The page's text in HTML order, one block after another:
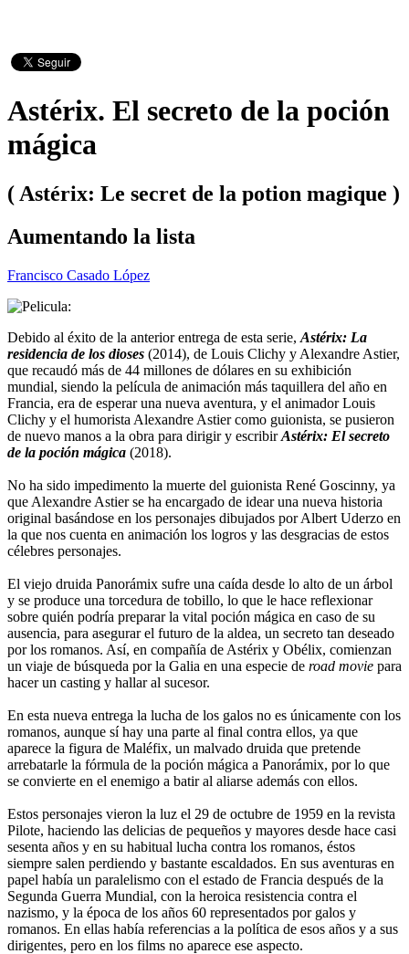
Astérix. El secreto de la poción
mágica
( Astérix: Le secret de la potion magique )
Aumentando la lista
Francisco Casado López
Debido al éxito de la anterior entrega de esta serie, Astérix: La
residencia de los dioses (2014), de Louis Clichy y Alexandre Astier,
que recaudó más de 44 millones de dólares en su exhibición
mundial, siendo la película de animación más taquillera del año en
Francia, era de esperar una nueva aventura, y el animador Louis
Clichy y el humorista Alexandre Astier como guionista, se pusieron
de nuevo manos a la obra para dirigir y escribirAstérix: El secreto
de la poción mágica (2018).
No ha sido impedimento la muerte del guionista René Goscinny, ya
que Alexandre Astier se ha encargado de idear una nueva historia
original basándose en los personajes dibujados por Albert Uderzo en
la que nos cuenta en animación los logros y las desgracias de estos
célebres personajes.
El viejo druida Panorámix sufre una caída desde lo alto de un árbol
y se produce una torcedura de tobillo, lo que le hace reflexionar
sobre quién podría preparar la vital poción mágica en caso de su
ausencia, para asegurar el futuro de la aldea, un secreto tan deseado
por los romanos. Así, en compañía de Astérix y Obélix, comienzan
un viaje de búsqueda por la Galia en una especie de road movie para
hacer un casting y hallar al sucesor.
En esta nueva entrega la lucha de los galos no es únicamente con los
romanos, aunque sí hay una parte al final contra ellos, ya que
aparece la figura de Maléfix, un malvado druida que pretende
arrebatarle la fórmula de la poción mágica a Panorámix, por lo que
se convierte en el enemigo a batir al aliarse además con ellos.
Estos personajes vieron la luz el 29 de octubre de 1959 en la revista
Pilote, haciendo las delicias de pequeños y mayores desde hace casi
sesenta años y en su habitual lucha contra los romanos, éstos
siempre salen perdiendo y bastante escaldados. En sus aventuras en
papel había un paralelismo con el estado de Francia después de la
Segunda Guerra Mundial, con la heroica resistencia contra el
nazismo, y la época de los años 60 representados por galos y
romanos. En ellas había referencias a la política de esos años y a sus
dirigentes, pero en los films no aparece ese aspecto.